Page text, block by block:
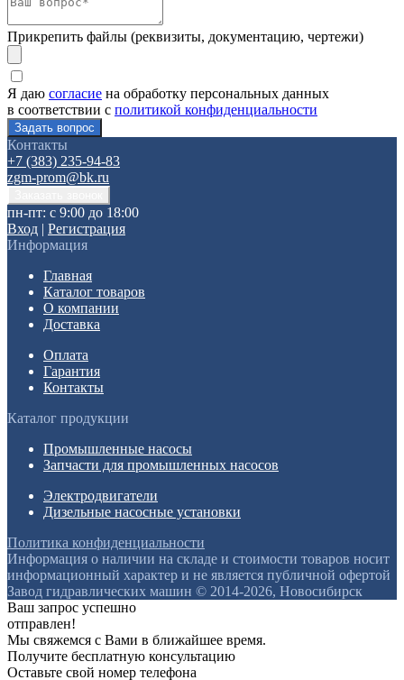
Прикрепить файлы (реквизиты, документацию, чертежи)
Я даю согласие на обработку персональных данных
в соответствии с политикой конфиденциальности
Контакты
+7 (383) 235-94-83
zgm-prom@bk.ru
пн-пт: с 9:00 до 18:00
Вход | Регистрация
Информация
Главная
Каталог товаров
О компании
Доставка
Оплата
Гарантия
Контакты
Каталог продукции
Промышленные насосы
Запчасти для промышленных насосов
Электродвигатели
Дизельные насосные установки
Политика конфиденциальности
Информация о наличии на складе и стоимости товаров носит
информационный характер и не является публичной офертой
Завод гидравлических машин © 2014-2026, Новосибирск
Ваш запрос успешно
отправлен!
Мы свяжемся с Вами в ближайшее время.
Получите бесплатную консультацию
Оставьте свой номер телефона